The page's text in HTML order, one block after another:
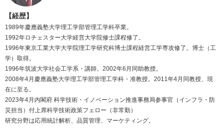
【経歴】
1989年慶應義塾大学理工学部管理工学科卒業。
1992年ロチェスター大学経営大学院修士課程修了。
1996年東京工業大学大学院理工学研究科博士課程経営工学専攻修了。博士（工
学）取得。
1996年筑波大学社会工学系・講師。2002年6月同助教授。
2008年4月慶應義塾大学理工学部管理工学科・准教授。2011年4月同教授、現
在に至る。
2023年4月内閣府 科学技術・イノベーション推進事務局参事官（インフラ・防
災担当）付上席科学技術政策フェロー（非常勤）
研究分野は応用統計解析、品質管理、マーケティング。